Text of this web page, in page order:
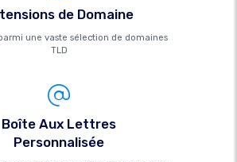
de Domaine
une vaste sélection de domaines
TLD
Boîte Aux Lettres
Personnalisée